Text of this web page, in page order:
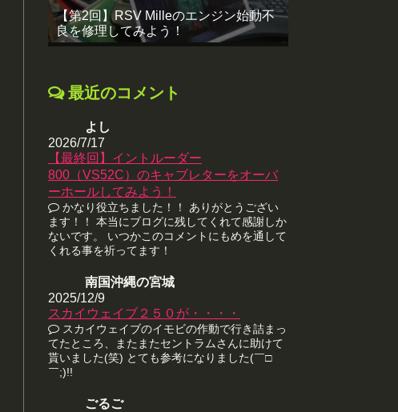
【第2回】RSV Milleのエンジン始動不
良を修理してみよう！
最近のコメント
よし
2026/7/17
【最終回】イントルーダー
800（VS52C）のキャブレターをオーバ
ーホールしてみよう！
かなり役立ちました！！ ありがとうござい
ます！！ 本当にブログに残してくれて感謝しか
ないです。 いつかこのコメントにもめを通して
くれる事を祈ってます！
南国沖縄の宮城
2025/12/9
スカイウェイブ２５０が・・・・
スカイウェイブのイモビの作動で行き詰まっ
てたところ、またまたセントラムさんに助けて
貰いました(笑) とても参考になりました(￣□
￣;)!!
ごるご